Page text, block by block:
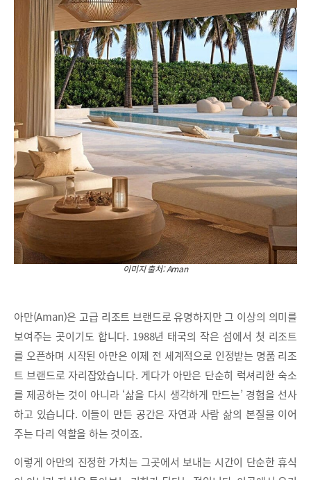
이미지 출처: Aman
아만(Aman)은 고급 리조트 브랜드로 유명하지만 그 이상의 의미를
보여주는 곳이기도 합니다. 1988년 태국의 작은 섬에서 첫 리조트
를 오픈하며 시작된 아만은 이제 전 세계적으로 인정받는 명품 리조
트 브랜드로 자리잡았습니다. 게다가 아만은 단순히 럭셔리한 숙소
를 제공하는 것이 아니라 ‘삶을 다시 생각하게 만드는’ 경험을 선사
하고 있습니다. 이들이 만든 공간은 자연과 사람 삶의 본질을 이어
주는 다리 역할을 하는 것이죠.
이렇게 아만의 진정한 가치는 그곳에서 보내는 시간이 단순한 휴식